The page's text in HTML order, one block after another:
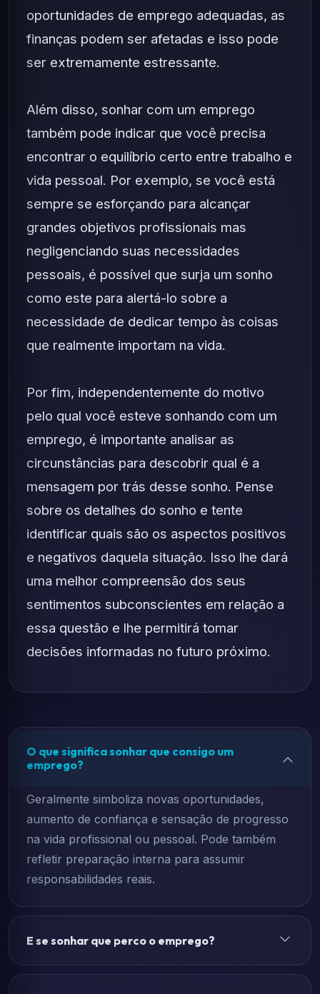
oportunidades de emprego adequadas, as
finanças podem ser afetadas e isso pode
ser extremamente estressante.
Além disso, sonhar com um emprego
também pode indicar que você precisa
encontrar o equilíbrio certo entre trabalho e
vida pessoal. Por exemplo, se você está
sempre se esforçando para alcançar
grandes objetivos profissionais mas
negligenciando suas necessidades
pessoais, é possível que surja um sonho
como este para alertá-lo sobre a
necessidade de dedicar tempo às coisas
que realmente importam na vida.
Por fim, independentemente do motivo
pelo qual você esteve sonhando com um
emprego, é importante analisar as
circunstâncias para descobrir qual é a
mensagem por trás desse sonho. Pense
sobre os detalhes do sonho e tente
identificar quais são os aspectos positivos
e negativos daquela situação. Isso lhe dará
uma melhor compreensão dos seus
sentimentos subconscientes em relação a
essa questão e lhe permitirá tomar
decisões informadas no futuro próximo.
O que significa sonhar que consigo um
emprego?
Geralmente simboliza novas oportunidades,
aumento de confiança e sensação de progresso
na vida profissional ou pessoal. Pode também
refletir preparação interna para assumir
responsabilidades reais.
E se sonhar que perco o emprego?